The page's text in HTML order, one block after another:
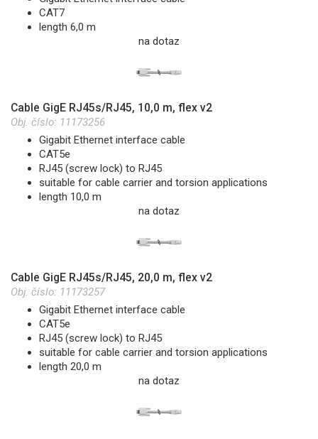
CAT7
length 6,0 m
na dotaz
Cable GigE RJ45s/RJ45, 10,0 m, flex v2
Obj. číslo: 11173256
Gigabit Ethernet interface cable
CAT5e
RJ45 (screw lock) to RJ45
suitable for cable carrier and torsion applications
length 10,0 m
na dotaz
Cable GigE RJ45s/RJ45, 20,0 m, flex v2
Obj. číslo: 11173257
Gigabit Ethernet interface cable
CAT5e
RJ45 (screw lock) to RJ45
suitable for cable carrier and torsion applications
length 20,0 m
na dotaz